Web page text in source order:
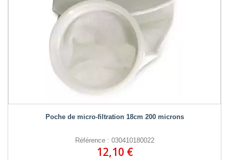
Poche de micro-filtration 18cm 200 microns
Référence : 030410180022
12,10 €